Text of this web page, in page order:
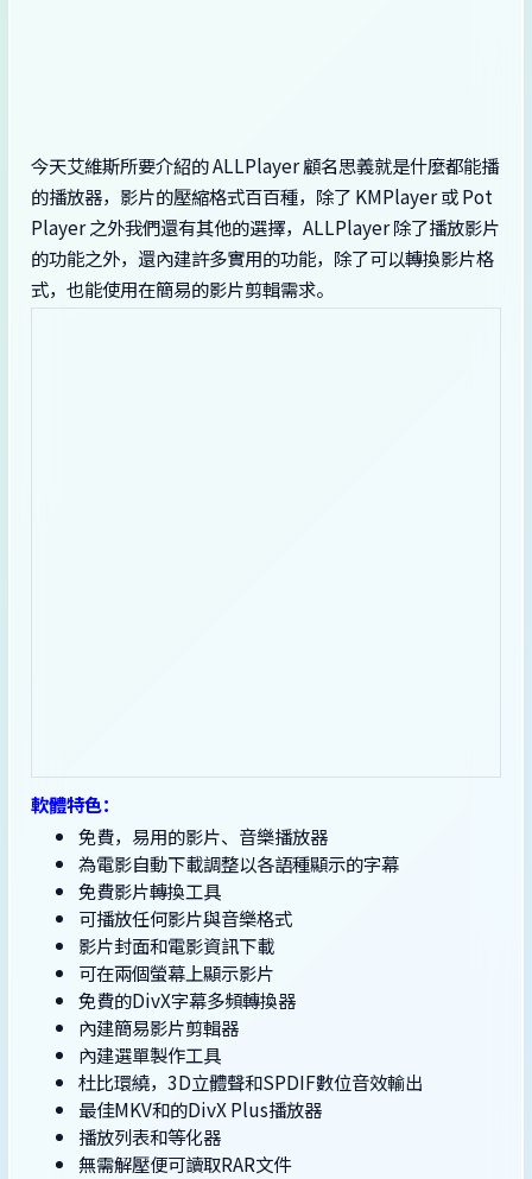
今天艾維斯所要介紹的 ALLPlayer 顧名思義就是什麼都能播
的播放器，影片的壓縮格式百百種，除了 KMPlayer 或 Pot
Player 之外我們還有其他的選擇，ALLPlayer 除了播放影片
的功能之外，還內建許多實用的功能，除了可以轉換影片格
式，也能使用在簡易的影片剪輯需求。
軟體特色：
免費，易用的影片、音樂播放器
為電影自動下載調整以各語種顯示的字幕
免費影片轉換工具
可播放任何影片與音樂格式
影片封面和電影資訊下載
可在兩個螢幕上顯示影片
免費的DivX字幕多頻轉換器
內建簡易影片剪輯器
內建選單製作工具
杜比環繞，3D立體聲和SPDIF數位音效輸出
最佳MKV和的DivX Plus播放器
播放列表和等化器
無需解壓便可讀取RAR文件